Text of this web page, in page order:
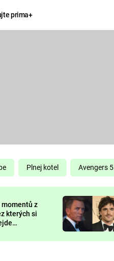
prima+
KOMEDIE
CHUCK
NORRIS
DEADPOOL
Plnej kotel Avengers 5
z
kterých si